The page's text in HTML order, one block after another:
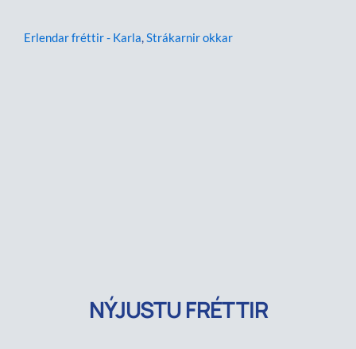
Erlendar fréttir - Karla,Strákarnir okkar
NÝJUSTU FRÉTTIR